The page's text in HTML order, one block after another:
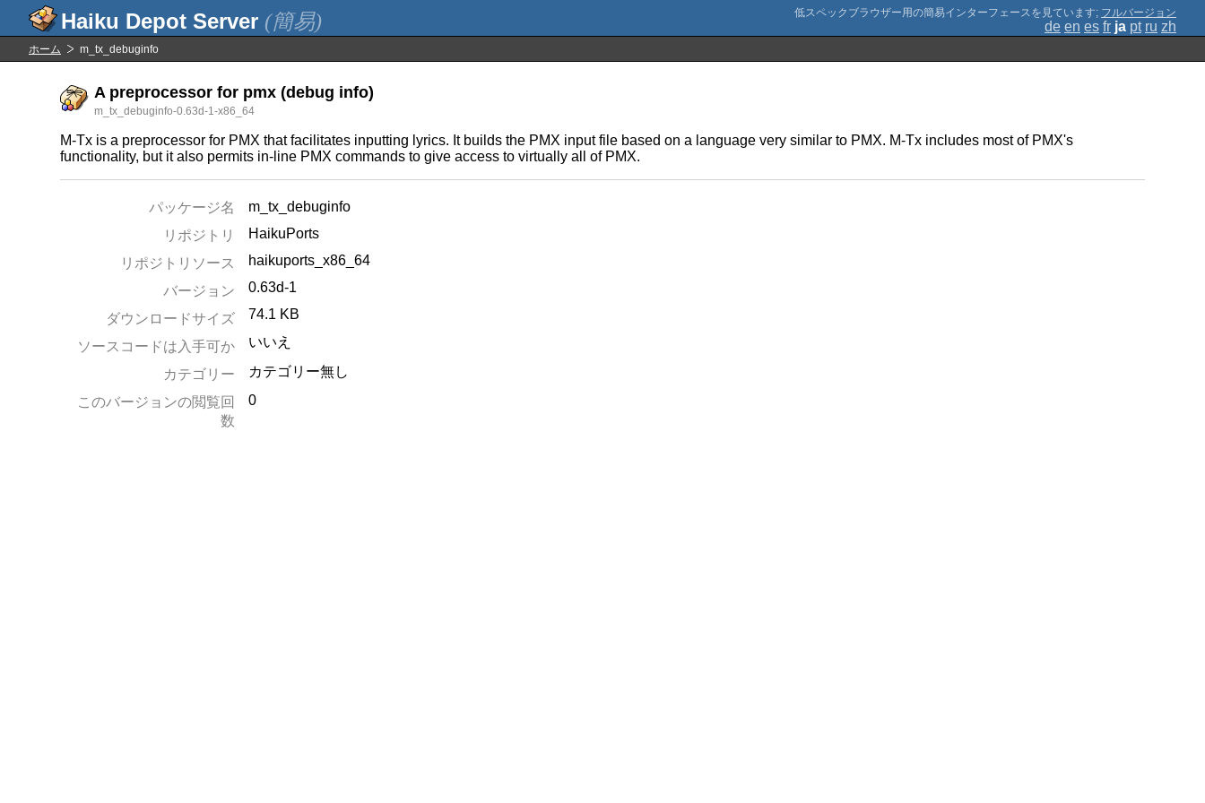
(簡易) ; フルバージョン
de en es fr ja pt ru zh
ホーム m_tx_debuginfo
A preprocessor for pmx (debug info)
m_tx_debuginfo-0.63d-1-x86_64
M-Tx is a preprocessor for PMX that facilitates inputting lyrics. It builds the PMX input file based on a language very similar to PMX. M-Tx includes most of PMX's
functionality, but it also permits in-line PMX commands to give access to virtually all of PMX.
パッケージ名
m_tx_debuginfo
リポジトリ
HaikuPorts
リポジトリソース
haikuports_x86_64
バージョン
0.63d-1
ダウンロードサイズ 74.1 KB
ソースコードは入手可か いいえ
カテゴリー
カテゴリー無し
このバージョンの閲覧回
数
0